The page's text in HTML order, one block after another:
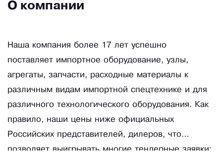
О компании
Наша компания более 17 лет успешно
поставляет импортное оборудование, узлы,
агрегаты, запчасти, расходные материалы к
различным видам импортной спецтехнике и для
различного технологического оборудования. Как
правило, наши цены ниже официальных
Российских представителей, дилеров, что
позволяет выигрывать многие тендерные заявки;